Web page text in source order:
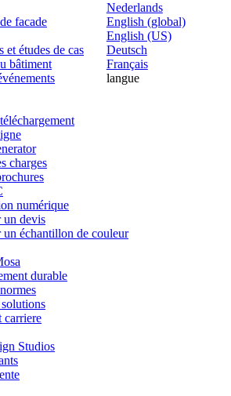
Nederlands
English (global)
English (US)
Deutsch
Français
langue
facade
et études de cas
bâtiment
charges
numérique
un devis
un échantillon de couleur
durable
carriere
Studios